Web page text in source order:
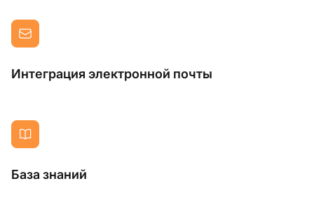
Интеграция электронной почты
База знаний